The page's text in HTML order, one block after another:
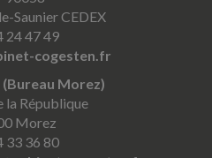
Saunier CEDEX
24 47 49
cogesten.fr
(Bureau Morez)
la République
Morez
33 36 80